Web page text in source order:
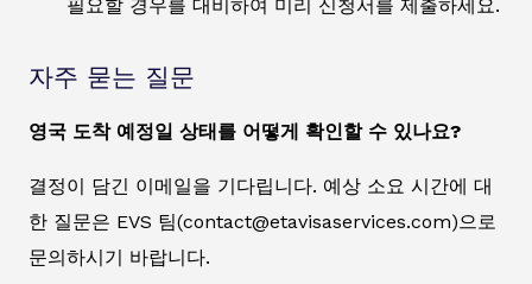
필요할 경우를 대비하여 미리 신청서를 제출하세요.
자주 묻는 질문
영국 도착 예정일 상태를 어떻게 확인할 수 있나요?
결정이 담긴 이메일을 기다립니다. 예상 소요 시간에 대
한 질문은 EVS 팀(contact@etavisaservices.com)으로
문의하시기 바랍니다.